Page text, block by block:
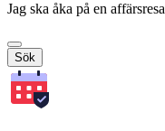
Jag ska åka på en affärsresa
Sök